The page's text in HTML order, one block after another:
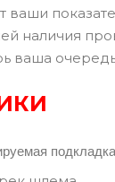
ваши
наличия
ваша